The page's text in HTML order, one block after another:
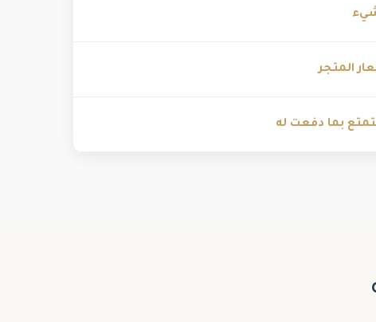
المتجر
بما دفعت له